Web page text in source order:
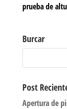
prueba de
Burcar
Post
Apertura de